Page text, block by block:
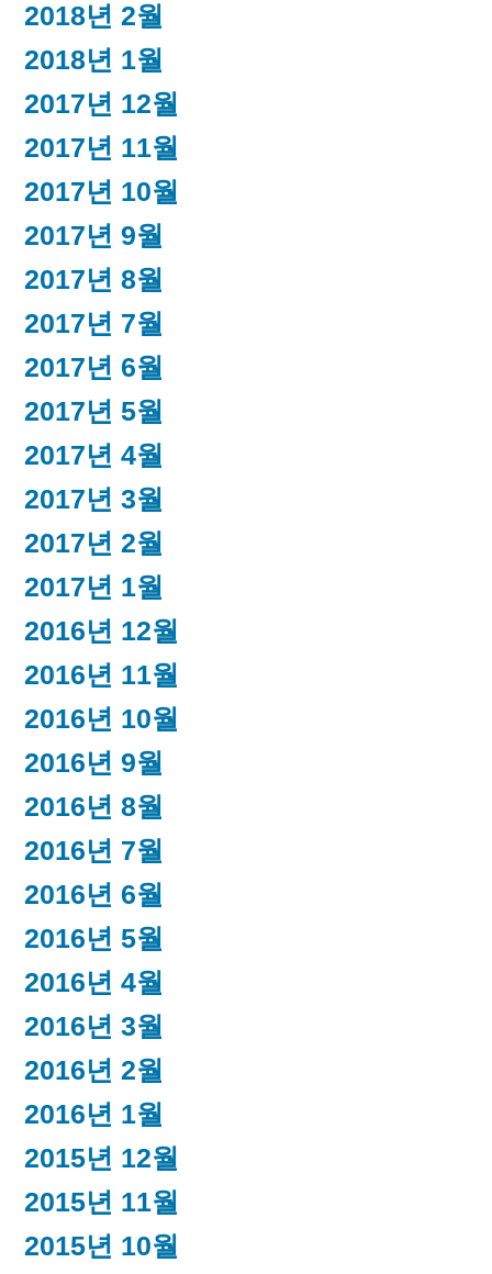
2018년 2월
2018년 1월
2017년 12월
2017년 11월
2017년 10월
2017년 9월
2017년 8월
2017년 7월
2017년 6월
2017년 5월
2017년 4월
2017년 3월
2017년 2월
2017년 1월
2016년 12월
2016년 11월
2016년 10월
2016년 9월
2016년 8월
2016년 7월
2016년 6월
2016년 5월
2016년 4월
2016년 3월
2016년 2월
2016년 1월
2015년 12월
2015년 11월
2015년 10월